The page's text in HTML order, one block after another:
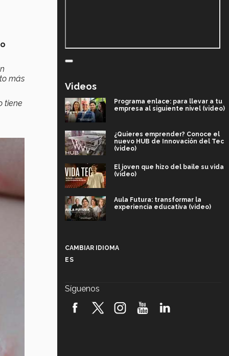
más
tiene
Videos
Programa enlace: para llevar a tu
empresa al siguiente nivel (video)
¿Quieres emprender? Conoce el
nuevo HUB de Innovación del Tec
(video)
El joven que hizo del baile su vida
(video)
Aula Futura: transformar la
experiencia educativa (video)
robótica FIRST 2026! (video)
CAMBIAR IDIOMA
ES
Síguenos